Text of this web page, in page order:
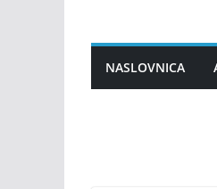
contentNASLOVNICA